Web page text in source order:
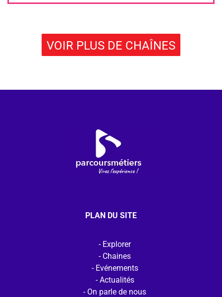
VOIR PLUS DE CHAÎNES
PLAN DU SITE
Explorer
Chaines
Evénements
Actualités
On parle de nous